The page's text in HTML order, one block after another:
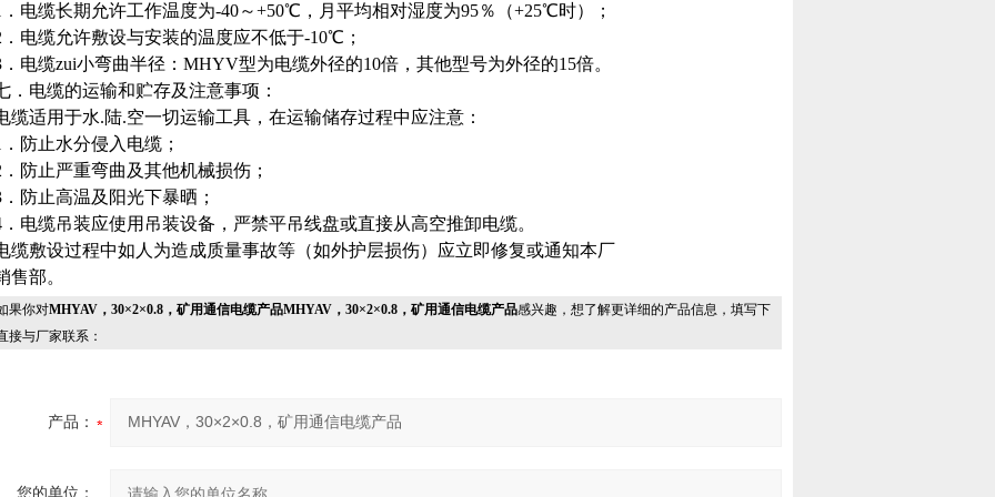
．电缆长期允许工作温度为-40～+50℃，月平均相对湿度为95％（+25℃时）；
．电缆允许敷设与安装的温度应不低于-10℃；
．电缆zui小弯曲半径：MHYV型为电缆外径的10倍，其他型号为外径的15倍。
．电缆的运输和贮存及注意事项：
缆适用于水.陆.空一切运输工具，在运输储存过程中应注意：
防止水分侵入电缆；
防止严重弯曲及其他机械损伤；
防止高温及阳光下暴晒；
．电缆吊装应使用吊装设备，严禁平吊线盘或直接从高空推卸电缆。
缆敷设过程中如人为造成质量事故等（如外护层损伤）应立即修复或通知本厂
售部。
你对MHYAV，30×2×0.8，矿用通信电缆产品MHYAV，30×2×0.8，矿用通信电缆产品感兴趣，想了解更详细的产品信息，填写下
接与厂家联系：
产品：
您的单位：